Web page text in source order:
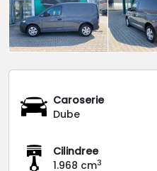
Caroserie
Dube
Cilindree
1.968 cm3